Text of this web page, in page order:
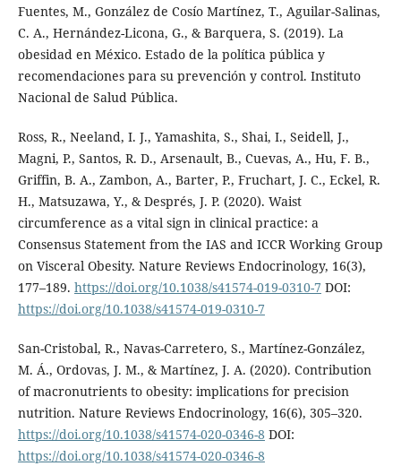
Fuentes, M., González de Cosío Martínez, T., Aguilar-Salinas,
C. A., Hernández-Licona, G., & Barquera, S. (2019). La
obesidad en México. Estado de la política pública y
recomendaciones para su prevención y control. Instituto
Nacional de Salud Pública.
Ross, R., Neeland, I. J., Yamashita, S., Shai, I., Seidell, J.,
Magni, P., Santos, R. D., Arsenault, B., Cuevas, A., Hu, F. B.,
Griffin, B. A., Zambon, A., Barter, P., Fruchart, J. C., Eckel, R.
H., Matsuzawa, Y., & Després, J. P. (2020). Waist
circumference as a vital sign in clinical practice: a
Consensus Statement from the IAS and ICCR Working Group
on Visceral Obesity. Nature Reviews Endocrinology, 16(3),
177–189. https://doi.org/10.1038/s41574-019-0310-7 DOI:
https://doi.org/10.1038/s41574-019-0310-7
San-Cristobal, R., Navas-Carretero, S., Martínez-González,
M. Á., Ordovas, J. M., & Martínez, J. A. (2020). Contribution
of macronutrients to obesity: implications for precision
nutrition. Nature Reviews Endocrinology, 16(6), 305–320.
https://doi.org/10.1038/s41574-020-0346-8 DOI:
https://doi.org/10.1038/s41574-020-0346-8